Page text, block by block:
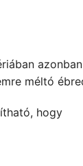
méltó
hogy